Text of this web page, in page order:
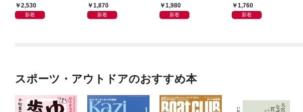
ころ2,530
新着
1,870
新着
1,980
新着
1,760
新着
スポーツ・アウトドアのおすすめ本